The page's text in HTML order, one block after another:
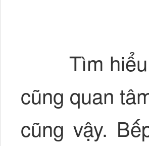
Tìm hiểu
cũng quan
cũng vậy.